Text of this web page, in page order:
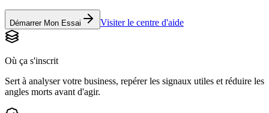
Démarrer Mon Essai Visiter le centre d'aide
Où ça s'inscrit
Sert à analyser votre business, repérer les signaux utiles et réduire les
angles morts avant d'agir.